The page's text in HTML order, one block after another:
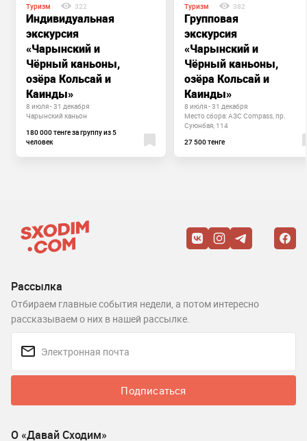
Туризм 322
Индивидуальная
экскурсия
«Чарынский и
Чёрный каньоны,
озёра Кольсай и
Каинды»
8 июля - 31 декабря
Чарынский каньон
180 000 тенге за группу из 5
человек
Туризм 382
Групповая
экскурсия
«Чарынский и
Чёрный каньоны,
озёра Кольсай и
Каинды»
8 июля - 31 декабря
Место сбора: АЗС Compass, пр.
Суюнбая, 114
27 500 тенге
Рассылка
Отбираем главные события недели, а потом интересно
рассказываем о них в нашей рассылке.
Подписаться
О «Давай Сходим»